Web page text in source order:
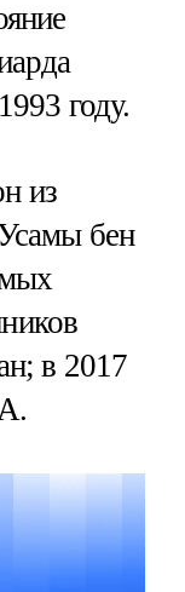
году.
из
бен
в 2017